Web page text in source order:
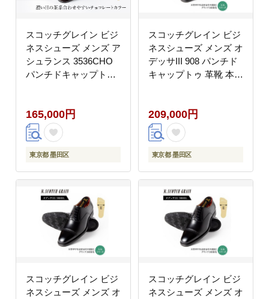
スコッチグレイン ビジ
ネスシューズ メンズ ア
シュランス 3536CHO
パンチドキャップトゥ
【27.0cm】
165,000円
東京都 墨田区
スコッチグレイン ビジ
ネスシューズ メンズ オ
デッサIII 908 パンチド
キャップトゥ 革靴 本革
209,000円
東京都 墨田区
スコッチグレイン ビジ
ネスシューズ メンズ オ
スコッチグレイン ビジ
ネスシューズ メンズ オ